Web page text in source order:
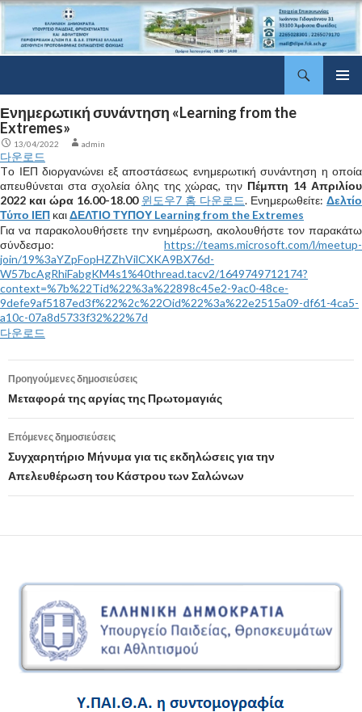
περιεχόμενο
Ενημερωτική συνάντηση «Learning from the
Extremes»
13/04/2022 admin
다운로드
Tο ΙΕΠ διοργανώνει εξ αποστάσεως ενημερωτική συνάντηση η οποία
απευθύνεται στα σχολεία όλης της χώρας, την Πέμπτη 14 Απριλίου
2022 και ώρα 16.00-18.00 윈도우7 홈 다운로드. Ενημερωθείτε: Δελτίο
Τύπο ΙΕΠ καιΔΕΛΤΙΟ ΤΥΠΟΥ Learning from the Extremes
Για να παρακολουθήσετε την ενημέρωση, ακολουθήστε τον παρακάτω
σύνδεσμο: https://teams.microsoft.com/l/meetup-
join/19%3aYZpFopHZZhVilCXKA9BX76d-
W57bcAgRhiFabgKM4s1%40thread.tacv2/1649749712174?
context=%7b%22Tid%22%3a%22898c45e2-9ac0-48ce-
9defe9af5187ed3f%22%2c%22Oid%22%3a%22e2515a09-df61-4ca5-
a10c-07a8d5733f32%22%7d
다운로드
Πλοήγηση
άρθρων
Προηγούμενες δημοσιεύσεις
Μεταφορά της αργίας της Πρωτομαγιάς
Επόμενες δημοσιεύσεις
Συγχαρητήριο Μήνυμα για τις εκδηλώσεις για την
Απελευθέρωση του Κάστρου των Σαλώνων